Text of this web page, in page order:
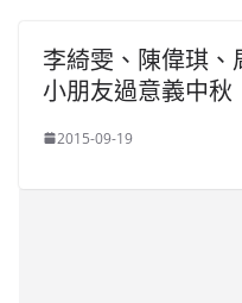
李綺雯、陳偉琪、
小朋友過意義中秋
2015-09-19